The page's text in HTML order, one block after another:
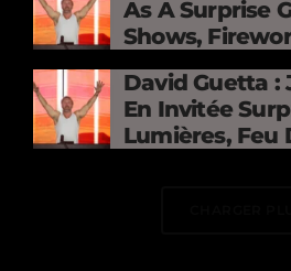
As A Surprise
Shows,
France
David Guetta :
En Invitée
Lumières, Feu